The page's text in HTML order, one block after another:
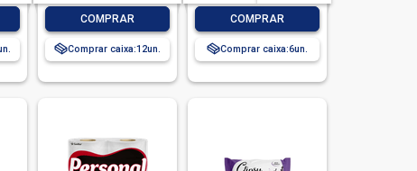
COMPRAR
Comprar caixa:12
COMPRAR
Comprar caixa:6